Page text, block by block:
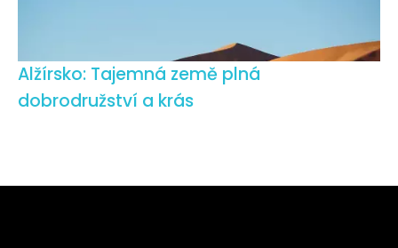
Alžírsko: Tajemná země plná
dobrodružství a krás